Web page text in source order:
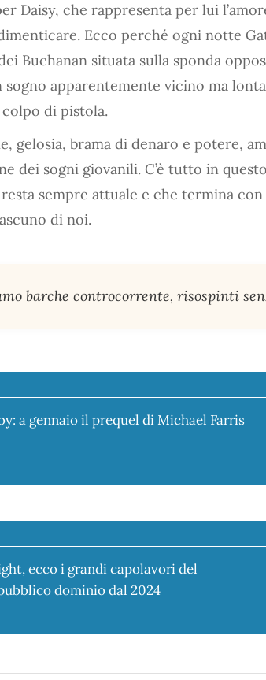
Daisy, che rappresenta per lui
Ecco perché ogni notte
Buchanan situata sulla sponda
sogno apparentemente vicino ma
colpo di pistola.
gelosia, brama di denaro e potere,
dei sogni giovanili. C’è tutto in
sempre attuale e che termina
di noi.
barche controcorrente, risospinti
a gennaio il prequel di Michael Farris
ecco i grandi capolavori del
dominio dal 2024